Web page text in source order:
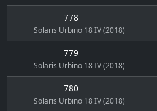
778
Solaris Urbino 18 IV (2018)
779
Solaris Urbino 18 IV (2018)
780
Solaris Urbino 18 IV (2018)